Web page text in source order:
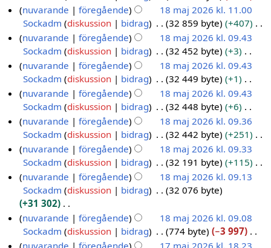
n
g
n
n
g
t
n
n
g
n
a
t
n
i
n
g
s
s
a
m
m
a
n
a
t
n
i
n
g
n
g
s
s
a
m
m
a
n
a
t
n
i
n
g
r
n
g
s
s
a
m
m
a
n
a
t
n
n
g
e
r
n
g
s
s
a
m
m
a
n
a
t
n
e
d
g
e
r
n
g
s
s
a
m
m
a
n
f
a
t
n
r
e
d
g
e
r
n
g
s
s
a
m
m
a
n
f
a
2
2
g
e
n
r
e
d
g
e
r
n
g
s
s
a
m
m
I
n
g
e
n
r
e
d
g
e
r
n
g
s
s
a
nuvarande föregående
18 maj 2026 kl. 11.00
Sockadm diskussion bidrag 32 859 byte
+407
I
n
g
e
n
r
e
d
g
e
r
n
g
s
nuvarande föregående
18 maj 2026 kl. 09.43
Sockadm diskussion bidrag 32 452 byte
+3
I
n
g
e
n
r
e
d
g
e
r
i
n
nuvarande föregående
18 maj 2026 kl. 09.43
Sockadm diskussion bidrag 32 449 byte
+1
I
n
g
e
n
r
e
d
i
g
e
nuvarande föregående
18 maj 2026 kl. 09.43
Sockadm diskussion bidrag 32 448 byte
+6
I
n
g
e
n
r
e
d
i
nuvarande föregående
18 maj 2026 kl. 09.36
Sockadm diskussion bidrag 32 442 byte
+251
I
n
g
e
n
r
e
d
nuvarande föregående
18 maj 2026 kl. 09.33
Sockadm diskussion bidrag 32 191 byte
+115
I
n
g
e
n
r
nuvarande föregående
18 maj 2026 kl. 09.13
Sockadm diskussion bidrag
32 076 byte
+31 302
I
n
g
nuvarande föregående
18 maj 2026 kl. 09.08
Sockadm diskussion bidrag 774 byte
−3 997
I